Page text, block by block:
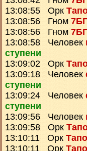
13:08:55 Орк
13:08:56 Гном
13:08:56 Гном
13:08:58 Человек
ступени
13:09:02 Орк
13:09:18 Человек
ступени
13:09:24 Человек
ступени
13:09:56 Человек
13:09:58 Орк
13:10:11 Орк
13:10:11 Орк